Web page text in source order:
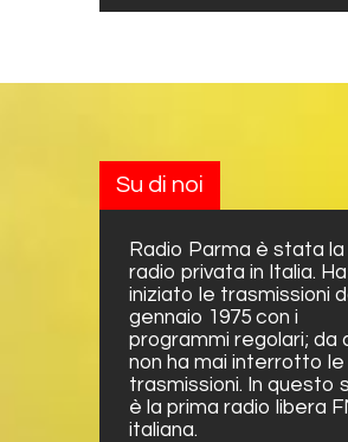
Su di noi
Radio Parma è stata la
radio privata in Italia. Ha
iniziato le trasmissioni
gennaio 1975 con i
programmi regolari; da
non ha mai interrotto le
trasmissioni. In questo
è la prima radio libera
italiana.